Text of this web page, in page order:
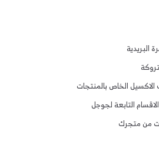
البريدية
الخاص بالمنتجات
التابعة لجوجل
من متجرك